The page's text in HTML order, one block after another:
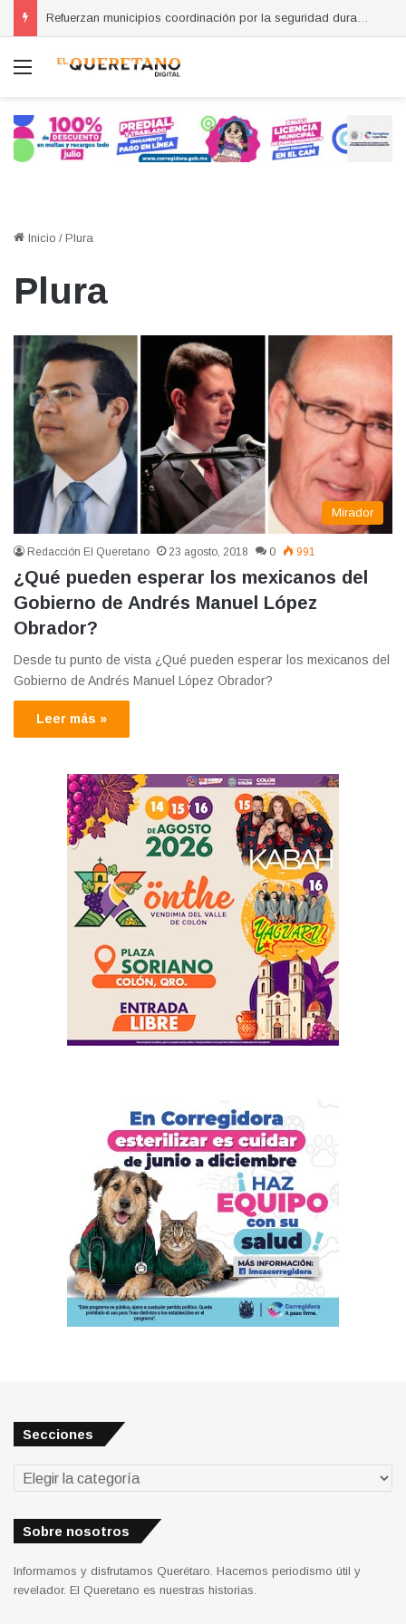
Refuerzan municipios coordinación por la seguridad durante sesión estatal realizada en La Llave
Menú
Inicio / Plura
Plura
Mirador
Redacción El Queretano 23 agosto, 2018 0 991
¿Qué pueden esperar los mexicanos del
Gobierno de Andrés Manuel López
Obrador?
Desde tu punto de vista ¿Qué pueden esperar los mexicanos del
Gobierno de Andrés Manuel López Obrador?
Leer más »
Secciones
Secciones
Sobre nosotros
Informamos y disfrutamos Querétaro. Hacemos periodismo útil y
revelador. El Queretano es nuestras historias.